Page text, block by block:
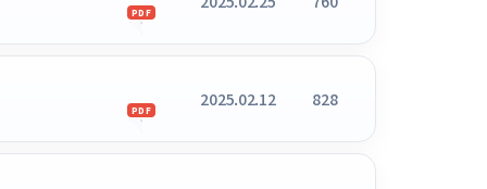
PDF
PDF
2025.02.12 828